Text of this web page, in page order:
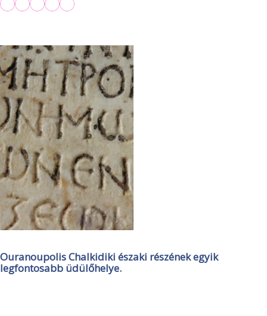
Ouranoupolis Chalkidiki északi részének egyik
legfontosabb üdülőhelye.